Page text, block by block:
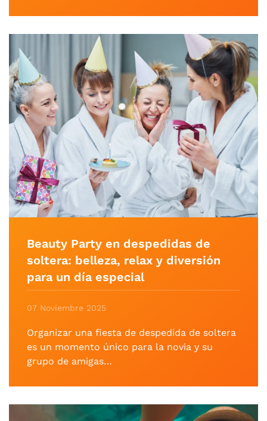
Beauty Party en despedidas de
soltera: belleza, relax y diversión
para un día especial
07 Noviembre 2025
Organizar una fiesta de despedida de soltera
es un momento único para la novia y su
grupo de amigas…